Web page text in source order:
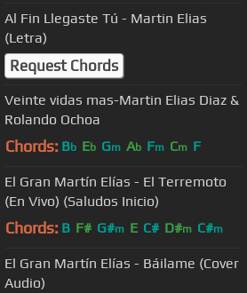
Al Fin Llegaste Tú - Martin Elias
(Letra)
Request Chords
Veinte vidas mas-Martin Elias Diaz &
Rolando Ochoa
Chords: Bb Eb Gm Ab Fm Cm F
El Gran Martín Elías - El Terremoto
(En Vivo) (Saludos Inicio)
Chords: B F# G#m E C# D#m C#m
El Gran Martín Elías - Báilame (Cover
Audio)